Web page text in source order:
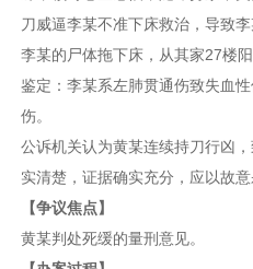
刀威逼李某不准下床救治，导致
李某的尸体拖下床，从其家27楼
鉴定：李某系左肺贯通伤致失血
伤。
公诉机关认为黄某连续持刀行凶
实清楚，证据确实充分，应以故
【争议焦点】
黄某判处死缓的量刑意见。